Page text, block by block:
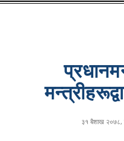
३१ बैशाख २०७८,